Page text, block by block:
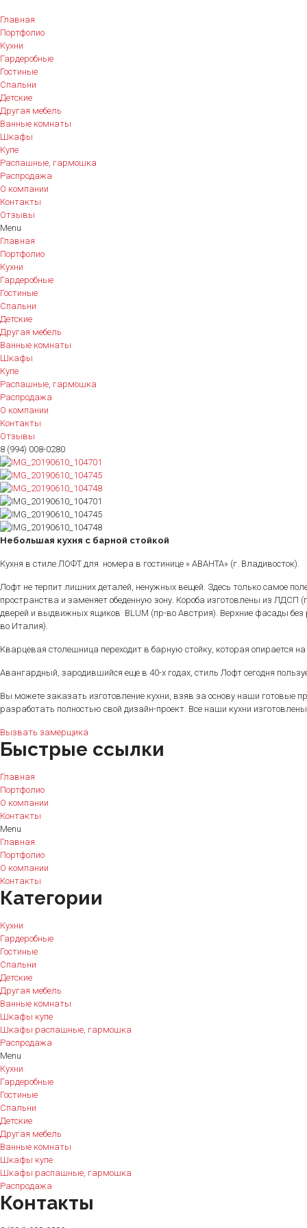
Главная
Портфолио
Кухни
Гардеробные
Гостиные
Спальни
Детские
Другая мебель
Ванные комнаты
Шкафы
Купе
Распашные, гармошка
Распродажа
О компании
Контакты
Отзывы
Menu
Главная
Портфолио
Кухни
Гардеробные
Гостиные
Спальни
Детские
Другая мебель
Ванные комнаты
Шкафы
Купе
Распашные, гармошка
Распродажа
О компании
Контакты
Отзывы
8 (994) 008-0280
Небольшая кухня с барной стойкой
Кухня в стиле ЛОФТ для номера в гостинице » АВАНТА» (г. Владивосток).
Лофт не терпит лишних деталей, ненужных вещей. Здесь только самое
пространства и заменяет обеденную зону. Короба изготовлены из
дверей и выдвижных ящиков BLUM (пр-во Австрия). Верхние фасады без
во Италия).
Кварцевая столешница переходит в барную стойку, которая опирается
Авангардный, зародившийся еще в 40-х годах, стиль Лофт сегодня
Вы можете заказать изготовление кухни, взяв за основу наши
разработать полностью свой дизайн-проект. Все наши кухни
Вызвать замерщика
Быстрые ссылки
Главная
Портфолио
О компании
Контакты
Menu
Главная
Портфолио
О компании
Контакты
Категории
Кухни
Гардеробные
Гостиные
Спальни
Детские
Другая мебель
Ванные комнаты
Шкафы купе
Шкафы распашные, гармошка
Распродажа
Menu
Кухни
Гардеробные
Гостиные
Спальни
Детские
Другая мебель
Ванные комнаты
Шкафы купе
Шкафы распашные, гармошка
Распродажа
Контакты